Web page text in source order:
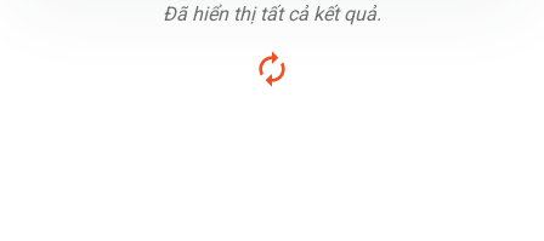
Đã hiển thị tất cả kết quả.